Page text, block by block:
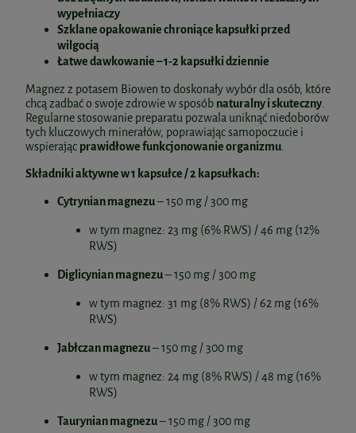
wypełniaczy
Szklane opakowanie chroniące kapsułki przed
wilgocią
Łatwe dawkowanie – 1-2 kapsułki dziennie
Magnez z potasem Biowen to doskonały wybór dla osób, które
chcą zadbać o swoje zdrowie w sposób naturalny i skuteczny.
Regularne stosowanie preparatu pozwala uniknąć niedoborów
tych kluczowych minerałów, poprawiając samopoczucie i
wspierając prawidłowe funkcjonowanie organizmu.
Składniki aktywne w 1 kapsułce / 2 kapsułkach:
Cytrynian magnezu– 150 mg / 300 mg
w tym magnez: 23 mg (6% RWS) / 46 mg (12%
RWS)
Diglicynian magnezu– 150 mg / 300 mg
w tym magnez: 31 mg (8% RWS) / 62 mg (16%
RWS)
Jabłczan magnezu– 150 mg / 300 mg
w tym magnez: 24 mg (8% RWS) / 48 mg (16%
RWS)
Taurynian magnezu– 150 mg / 300 mg